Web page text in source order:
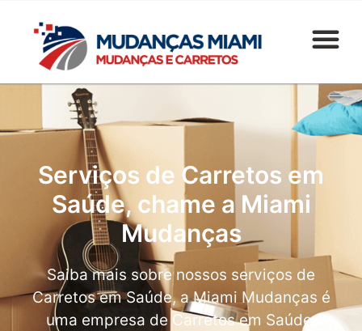
Serviços de Carretos em
Saúde, chame a Miami
Mudanças
Saiba mais sobre nossos serviços de
Carretos em Saúde, a Miami Mudanças é
uma empresa de Carretos em Saúde,